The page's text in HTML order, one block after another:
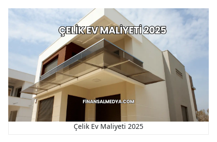
Çelik Ev Maliyeti 2025